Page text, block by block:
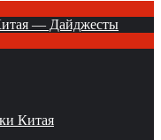
— Дайджесты
Китая